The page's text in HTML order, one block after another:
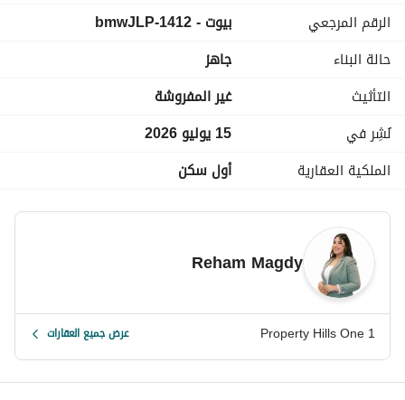
مساحات خضراء المنتشرة في كافة الأنحاء.
مناطق مخصصة من أجل إقامة الحفلات مع الأهل.
كاميرات المراقبة التي تعمل على مدار 24 الساعة
الأمن والحراس الذين يعملون على نظام الدوريات
البوابات الالكترونية الموجودة على مداخل ومخارج تاج سيتي
الرقم المرجعي
بيوت - 1412-bmwJLP
حالة البناء
جاهز
التأثيث
غير المفروشة
نُشِر في
15 يوليو 2026
الملكية العقارية
أول سكن
Reham Magdy
Property Hills One 1 عرض جميع العقارات